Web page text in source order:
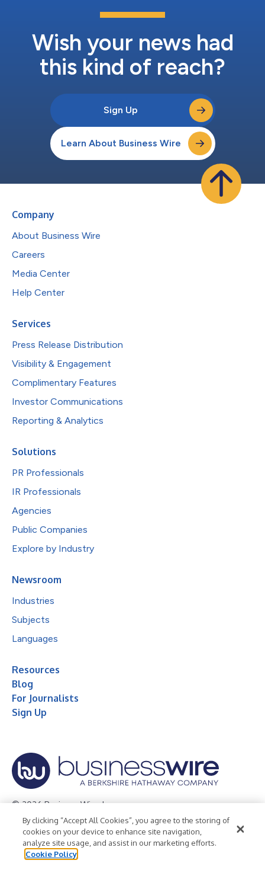
Wish your news had
this kind of reach?
Sign Up
Learn About Business Wire
Company
About Business Wire
Careers
Media Center
Help Center
Services
Press Release Distribution
Visibility & Engagement
Complimentary Features
Investor Communications
Reporting & Analytics
Solutions
PR Professionals
IR Professionals
Agencies
Public Companies
Explore by Industry
Newsroom
Industries
Subjects
Languages
Resources
Blog
For Journalists
Sign Up
© 2026 Business Wire, Inc.
Privacy Policy Cookie Policy
Accessibility Statement
Terms of Use
Legal
By clicking “Accept All Cookies”, you agree to the storing of
cookies on your device to enhance site navigation,
analyze site usage, and assist in our marketing efforts.
Cookie Policy